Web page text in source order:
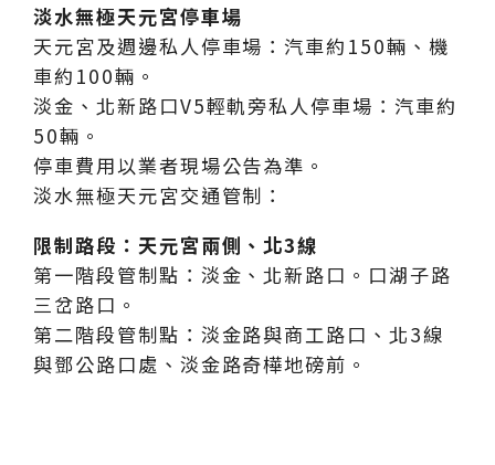
淡水無極天元宮停車場
天元宮及週邊私人停車場：汽車約150輛、機
車約100輛。
淡金、北新路口V5輕軌旁私人停車場：汽車約
50輛。
停車費用以業者現場公告為準。
淡水無極天元宮交通管制：
限制路段：天元宮兩側、北3線
第一階段管制點：淡金、北新路口。口湖子路
三岔路口。
第二階段管制點：淡金路與商工路口、北3線
與鄧公路口處、淡金路奇樺地磅前。